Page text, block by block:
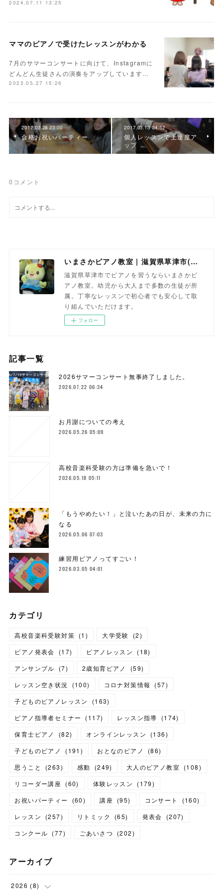
2024.07.11 13:25
ママのピアノで受けたレッスンがわかる
7月のサマーコンサートに向けて、Instagramに
どんどん生徒さんの演奏をアップしています…
2023.05.27 15:26
2017.03.28 23:00
合格お祝いパーティー
2017.03.13 04:52
個人レッスンで上達度ア
ップ
0 コメント
いまさかピアノ教室 | 滋賀県草津市(南草津)のピアノ教室
滋賀県草津市でピアノを習うならいまさかピ
アノ教室。幼児から大人まで多数の生徒が所
属。丁寧なレッスンで初心者でも安心して取
り組んでいただけます。
フォロー
記事一覧
2026サマーコンサート無事終了しました。
2026.07.22 06:34
お月謝についての考え
2026.05.26 05:09
高校音楽科受験の方は準備を急いで！
2026.05.18 05:11
「もうやめたい！」と泣いたあの日が、未来の力に
なる
2026.05.06 07:03
練習用ピアノってすごい！
2026.03.05 04:01
カテゴリ
高校音楽科受験対策 (1 ) 大学受験 (2)
ピアノ発表会
(17) ピアノレッスン (18)
アンサンブル
(7) 2歳知育ピアノ (59)
レッスン空き状況
(100) コロナ対策情報 (57)
子どものピアノレッスン
(163)
ピアノ指導者セミナー
(117) レッスン指導 (174)
保育士ピアノ
(82) オンラインレッスン (136)
子どものピアノ
(191 ) おとなのピアノ (86)
思うこと
(263) 感動 (249) 大人のピアノ教室 (108)
リコーダー講座 (60) 体験レッスン (179)
お祝いパーティー
(60) 講座 (95) コンサート (160)
レッスン
(257) リトミック (65) 発表会 (207)
コンクール (77) ごあいさつ (202)
アーカイブ
2026 (8)